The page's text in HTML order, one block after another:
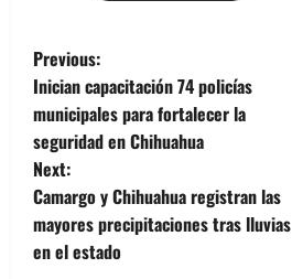
P
o
s
t
n
Previous:
Inician capacitación 74 policías
municipales para fortalecer la
seguridad en Chihuahua
Next:
Camargo y Chihuahua registran las
mayores precipitaciones tras lluvias
en el estado